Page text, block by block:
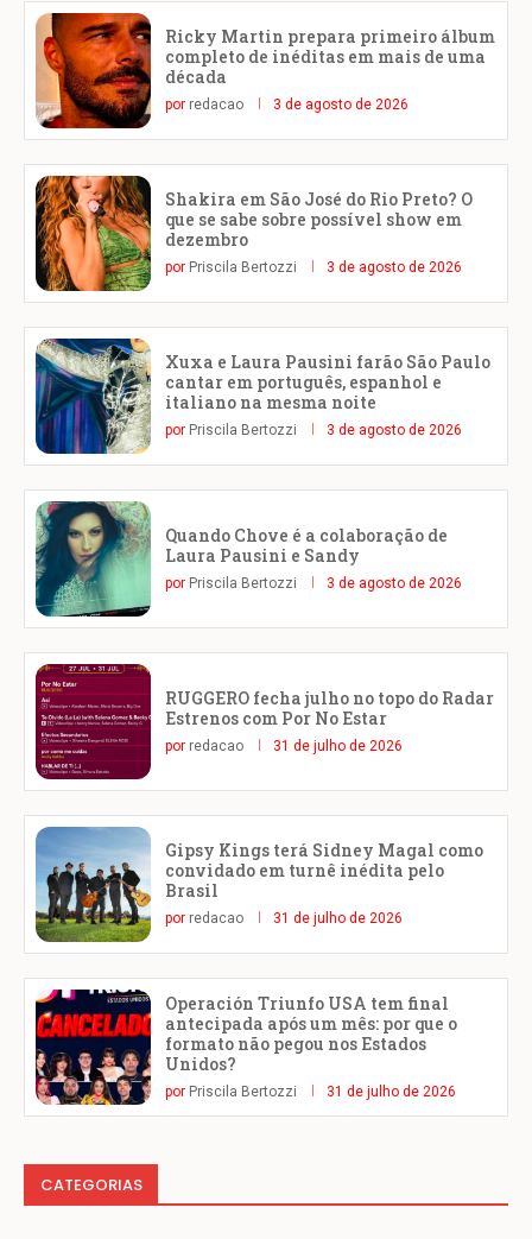
Ricky Martin prepara primeiro álbum
completo de inéditas em mais de uma
década
por redacao 3 de agosto de 2026
Shakira em São José do Rio Preto? O
que se sabe sobre possível show em
dezembro
por Priscila Bertozzi 3 de agosto de 2026
Xuxa e Laura Pausini farão São Paulo
cantar em português, espanhol e
italiano na mesma noite
por Priscila Bertozzi 3 de agosto de 2026
Quando Chove é a colaboração de
Laura Pausini e Sandy
por Priscila Bertozzi 3 de agosto de 2026
RUGGERO fecha julho no topo do Radar
Estrenos com Por No Estar
por redacao 31 de julho de 2026
Gipsy Kings terá Sidney Magal como
convidado em turnê inédita pelo
Brasil
por redacao 31 de julho de 2026
Operación Triunfo USA tem final
antecipada após um mês: por que o
formato não pegou nos Estados
Unidos?
por Priscila Bertozzi 31 de julho de 2026
CATEGORIAS